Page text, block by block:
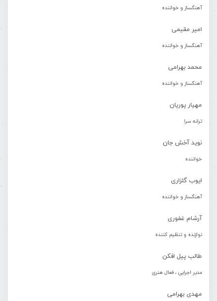
آهنگساز و خواننده
امیر مقیمی
آهنگساز و خواننده
محمد بهرامی
آهنگساز و خواننده
مهیار پوریان
ترانه سرا
نوید آخش جان
خواننده
ایوب گلزاری
آهنگساز و خواننده
آرشام غفوری
نوازنده و تنظیم کننده
طالب پیل افکن
مدیر اجرایی ، فعال هنری
مهدی بهرامی